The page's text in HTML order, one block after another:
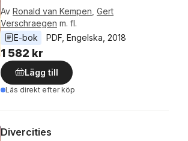
Av Ronald van Kempen Gert
Verschraegen m. fl.
E-bok
PDF Engelska 2018
1 582 kr
Lägg till
Läs direkt efter köp
Divercities